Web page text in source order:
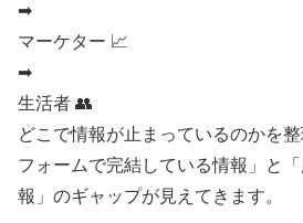
➡
マーケター 📈
➡
生活者 👥
どこで情報が止まっているのかを
フォームで完結している情報」と
報」のギャップが見えてきます。